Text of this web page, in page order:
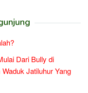
Dari Bully di
Jatiluhur Yang